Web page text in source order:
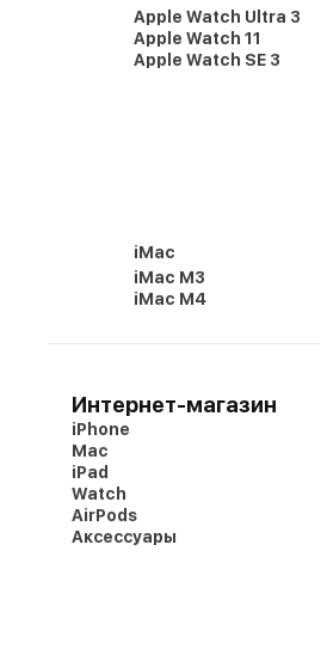
Apple Watch Ultra 3
Apple Watch 11
Apple Watch SE 3
iMac
iMac M3
iMac M4
Интернет-магазин
iPhone
Mac
iPad
Watch
AirPods
Аксессуары